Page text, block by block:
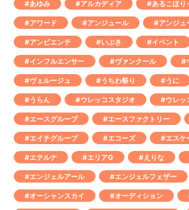
#あゆみ #アルカディア #あるこほり
#アワード #アンジュール #アンジュ
#アンビエンテ #いぶき #イベント
#インフルエンサー #ヴァンクール #
#ヴェルージュ #うちわ祭り #うに
#うらん #ウレッコスタジオ #ウレッ
#エースグループ #エースファクトリー
#エイチグループ #エコーズ #エスケ
#エテルナ #エリアG #えりな
#エンジェルアール #エンジェルフェザー
#オーシャンスカイ #オーディション